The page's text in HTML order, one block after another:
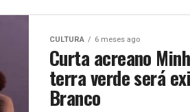
CULTURA 6 meses ago
Curta acreano
terra verde será
Branco